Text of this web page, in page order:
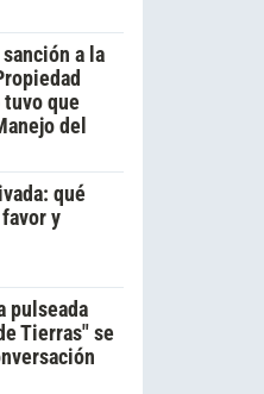
a la
que
del
qué
y
pulseada
Tierras" se